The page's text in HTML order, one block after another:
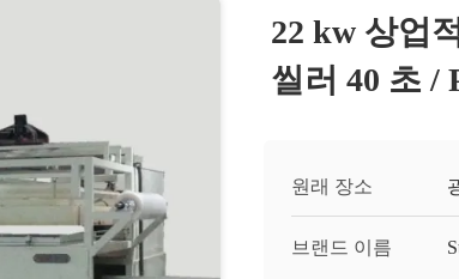
22 kw 상업
씰러 40 초 /
원래 장소
브랜드 이름